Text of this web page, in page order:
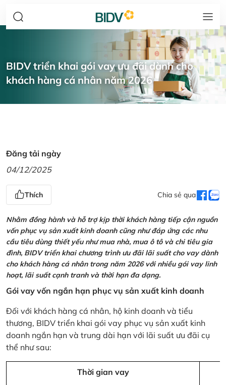
BIDV triển khai gói vay ưu đãi dành cho
khách hàng cá nhân năm 2026
Đăng tải ngày
04/12/2025
Thích Chia sẻ qua
Nhằm đồng hành và hỗ trợ kịp thời khách hàng tiếp cận nguồn
vốn phục vụ sản xuất kinh doanh cũng như đáp ứng các nhu
cầu tiêu dùng thiết yếu như mua nhà, mua ô tô và chi tiêu gia
đình, BIDV triển khai chương trình ưu đãi lãi suất cho vay dành
cho khách hàng cá nhân trong năm 2026 với nhiều gói vay linh
hoạt, lãi suất cạnh tranh và thời hạn đa dạng.
Gói vay vốn ngắn hạn phục vụ sản xuất kinh doanh
Đối với khách hàng cá nhân, hộ kinh doanh và tiểu
thương, BIDV triển khai gói vay phục vụ sản xuất kinh
doanh ngắn hạn và trung dài hạn với lãi suất ưu đãi cụ
thể như sau:
Thời gian vay